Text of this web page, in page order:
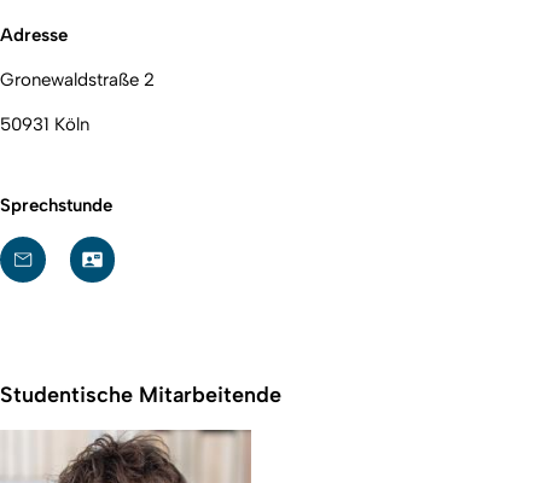
Adresse
Gronewaldstraße 2
50931 Köln
Sprechstunde
Studentische Mitarbeitende